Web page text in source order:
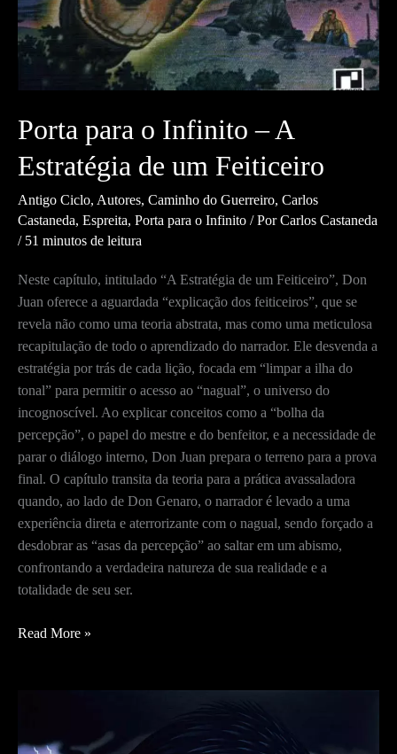
Porta para o Infinito – A
Estratégia de um Feiticeiro
Antigo Ciclo, Autores, Caminho do Guerreiro, Carlos
Castaneda, Espreita, Porta para o Infinito / PorCarlos Castaneda
/ 51 minutos de leitura
Neste capítulo, intitulado “A Estratégia de um Feiticeiro”, Don
Juan oferece a aguardada “explicação dos feiticeiros”, que se
revela não como uma teoria abstrata, mas como uma meticulosa
recapitulação de todo o aprendizado do narrador. Ele desvenda a
estratégia por trás de cada lição, focada em “limpar a ilha do
tonal” para permitir o acesso ao “nagual”, o universo do
incognoscível. Ao explicar conceitos como a “bolha da
percepção”, o papel do mestre e do benfeitor, e a necessidade de
parar o diálogo interno, Don Juan prepara o terreno para a prova
final. O capítulo transita da teoria para a prática avassaladora
quando, ao lado de Don Genaro, o narrador é levado a uma
experiência direta e aterrorizante com o nagual, sendo forçado a
desdobrar as “asas da percepção” ao saltar em um abismo,
confrontando a verdadeira natureza de sua realidade e a
totalidade de seu ser.
Porta
A
Read More »